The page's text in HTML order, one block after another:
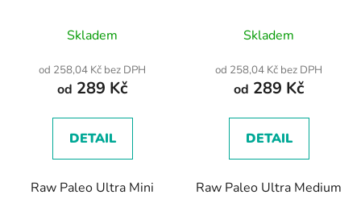
masem pro štěňata
malých plemen
hodnocení
produktu
je
z
Skladem
od 258,04 Kč bez DPH
od 289 Kč
DETAIL
Raw Paleo Ultra Mini
suché krmivo s krůtím
masem pro štěňata
středních a velkých
plemen
hodnocení
produktu
je
z
Skladem
od 258,04 Kč bez DPH
od 289 Kč
DETAIL
Raw Paleo Ultra Medium